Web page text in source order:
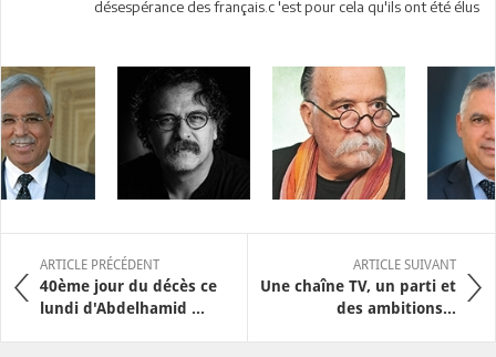
désespérance des français.c 'est pour cela qu'ils ont été élus
ARTICLE PRÉCÉDENT
40ème jour du décès ce
lundi d'Abdelhamid ...
ARTICLE SUIVANT
Une chaîne TV, un parti et
des ambitions…